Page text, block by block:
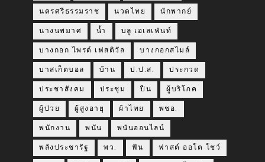
นครศรีธรรมราช นวดไทย นักพากย์
นางนพมาศ น้ำ บลู เอเลเฟ่นท์
บางกอก ไพรด์ เฟสติวัล บางกอกสไมล์
บาสเก็ตบอล บ้าน ป.ป.ส. ประกวด
ประชาสังคม ประชุม ปืน ผู้บริโภค
ผู้ป่วย ผู้สูงอายุ ผ้าไทย พชอ.
พนักงาน พนัน พนันออนไลน์
พลังประชารัฐ พว. ฟัน ฟาสต์ ออโต โชว์